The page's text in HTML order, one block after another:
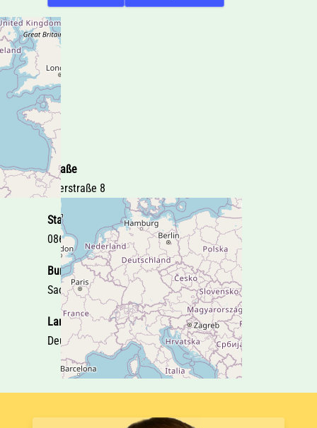
Straße
Egerstraße 8
Stadt
08606 Oelsnitz i.V.
Bundesland
Sachsen
Land
Deutschland